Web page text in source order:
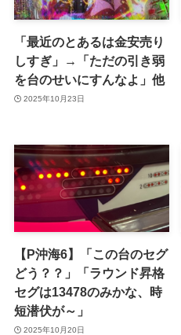
「最近のとあるは金安売り
しすぎ」→「ただの引き弱
を台のせいにすんなよ」他
2025年10月23日
【P沖海6】「この台のセグ
どう？？」「ラウンド昇格
セグは13478のみかな、時
短潜伏が～」
2025年10月20日